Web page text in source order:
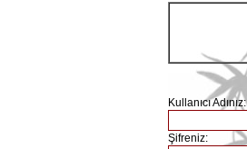
Kullanıcı Adınız:
Şifreniz: